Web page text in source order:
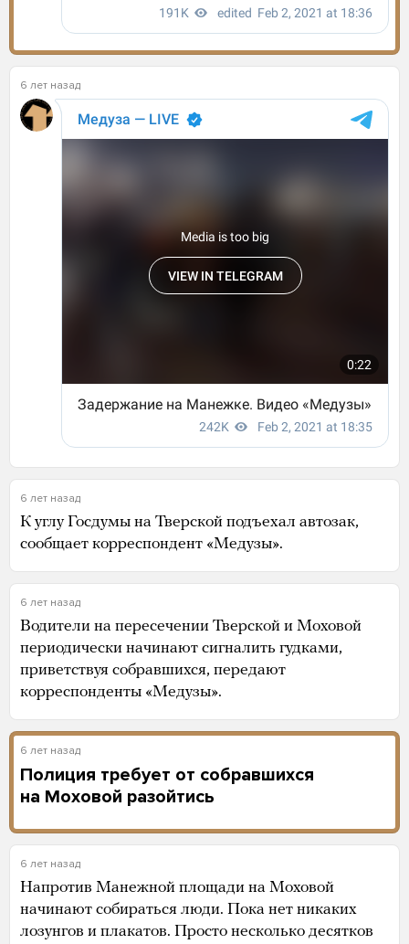
6 лет назад
6 лет назад
К углу Госдумы на Тверской подъехал автозак,
сообщает корреспондент «Медузы».
6 лет назад
Водители на пересечении Тверской и Моховой
периодически начинают сигналить гудками,
приветствуя собравшихся, передают
корреспонденты «Медузы».
6 лет назад
Полиция требует от собравшихся
на Моховой разойтись
6 лет назад
Напротив Манежной площади на Моховой
начинают собираться люди. Пока нет никаких
лозунгов и плакатов. Просто несколько десятков